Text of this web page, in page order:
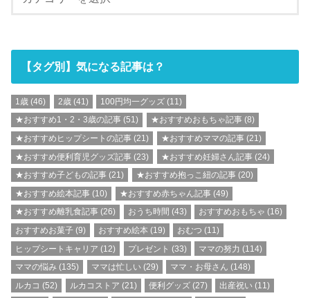
【タグ別】気になる記事は？
1歳 (46) 2歳(41) 100円均一グッズ(11)
★おすすめ1・2・3歳の記事 (51) ★おすすめおもちゃ記事(8)
★おすすめヒップシートの記事 (21) ★おすすめママの記事(21)
★おすすめ便利育児グッズ記事 (23) ★おすすめ妊婦さん記事(24)
★おすすめ子どもの記事 (21) ★おすすめ抱っこ紐の記事(20)
★おすすめ絵本記事 (10) ★おすすめ赤ちゃん記事(49)
★おすすめ離乳食記事 (26) おうち時間 (43) おすすめおもちゃ (16)
おすすめお菓子 (9) おすすめ絵本 (19) おむつ (11)
ヒップシートキャリア (12) プレゼント (33) ママの努力 (114)
ママの悩み (135) ママは忙しい(29) ママ・お母さん (148)
ルカコ (52) ルカコストア (21) 便利グッズ(27) 出産祝い (11)